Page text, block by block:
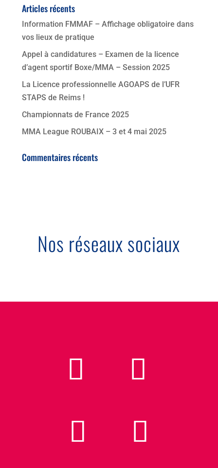
Articles récents
Information FMMAF – Affichage obligatoire dans
vos lieux de pratique
Appel à candidatures – Examen de la licence
d’agent sportif Boxe/MMA – Session 2025
La Licence professionnelle AGOAPS de l’UFR
STAPS de Reims !
Championnats de France 2025
MMA League ROUBAIX – 3 et 4 mai 2025
Commentaires récents
Nos réseaux sociaux